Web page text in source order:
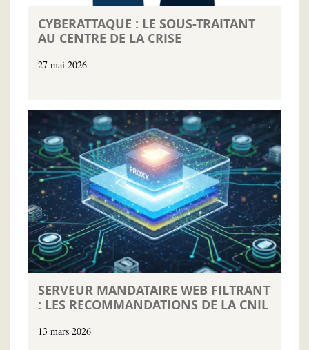
CYBERATTAQUE : LE SOUS-TRAITANT
AU CENTRE DE LA CRISE
27 mai 2026
SERVEUR MANDATAIRE WEB FILTRANT
: LES RECOMMANDATIONS DE LA CNIL
13 mars 2026